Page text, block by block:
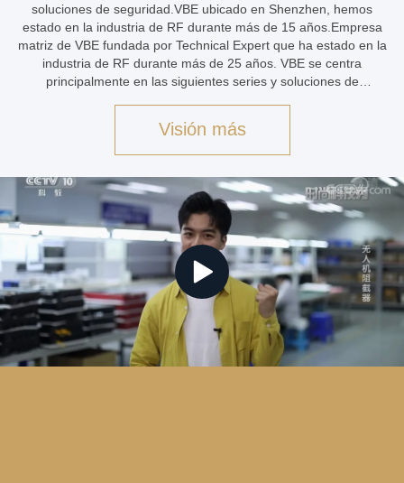
soluciones de seguridad.VBE ubicado en Shenzhen, hemos
estado en la industria de RF durante más de 15 años.Empresa
matriz de VBE fundada por Technical Expert que ha estado en la
industria de RF durante más de 25 años. VBE se centra
principalmente en las siguientes series y soluciones de
Visión más